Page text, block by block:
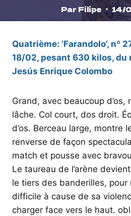
Par Filipe 14/
Quatrième: ‘Farandolo’, nº
18/02, pesant 630 kilos, du
Jesús Enrique Colombo
Grand, avec beaucoup d’os,
lâche. Col court, dos droit.
d’os. Berceau large, montre
renverse de façon
match et pousse avec
Le taureau de l’arène
le tiers des banderilles, pour
difficile à cause de sa
charger face vers le haut.